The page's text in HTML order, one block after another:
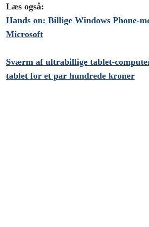
Læs også:
Hands on: Billige Windows Phone-
Microsoft
Sværm af ultrabillige tablet-
tablet for et par hundrede kroner